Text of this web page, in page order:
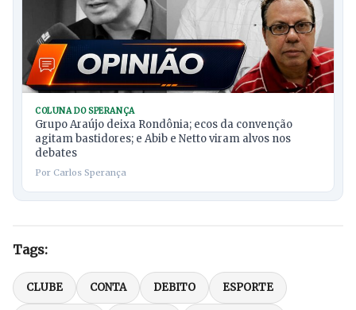
COLUNA DO SPERANÇA
Grupo Araújo deixa Rondônia; ecos da convenção
agitam bastidores; e Abib e Netto viram alvos nos
debates
Por Carlos Sperança
Tags:
CLUBE CONTA DEBITO ESPORTE